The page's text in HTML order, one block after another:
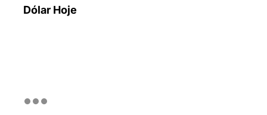
Dólar Hoje